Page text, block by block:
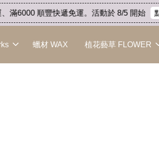
快遞免運。活動於 8/5 開始 點我開始選購
蠟材 WAX 植花藝草 FLOWER